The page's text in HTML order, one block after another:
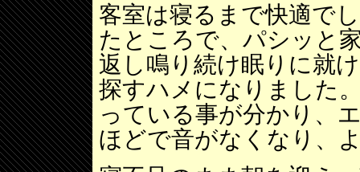
客室は寝るまで快適で
たところで、パシッと
返し鳴り続け眠りに就
探すハメになりました
っている事が分かり、
ほどで音がなくなり、